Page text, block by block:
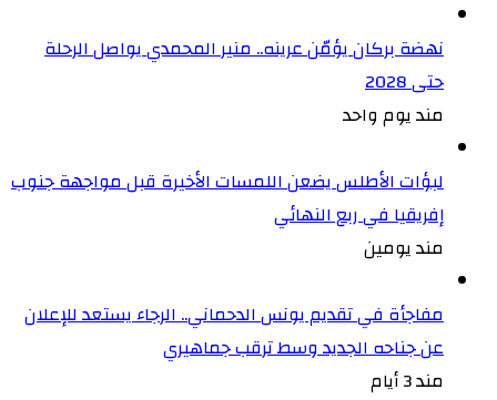
نهضة بركان يؤمّن عرينه.. منير المحمدي يواصل الرحلة
حتى 2028
مند يوم واحد
لبؤات الأطلس يضعن اللمسات الأخيرة قبل مواجهة جنوب
إفريقيا في ربع النهائي
مند يومين
مفاجأة في تقديم يونس الدحماني.. الرجاء يستعد للإعلان
عن جناحه الجديد وسط ترقب جماهيري
مند 3 أيام